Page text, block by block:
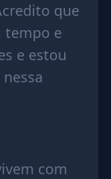
que
tempo e
e estou
com